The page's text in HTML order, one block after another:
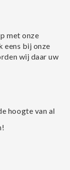
met onze
eens bij onze
wij daar uw
hoogte van al